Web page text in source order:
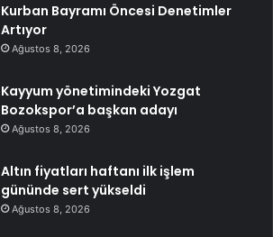
Kurban Bayramı Öncesi Denetimler
Artıyor
Ağustos 8, 2026
Kayyum yönetimindeki Yozgat
Bozokspor’a başkan adayı
Ağustos 8, 2026
Altın fiyatları haftanı ilk işlem
gününde sert yükseldi
Ağustos 8, 2026